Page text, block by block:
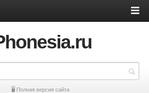
🖥 Полная версия сайта